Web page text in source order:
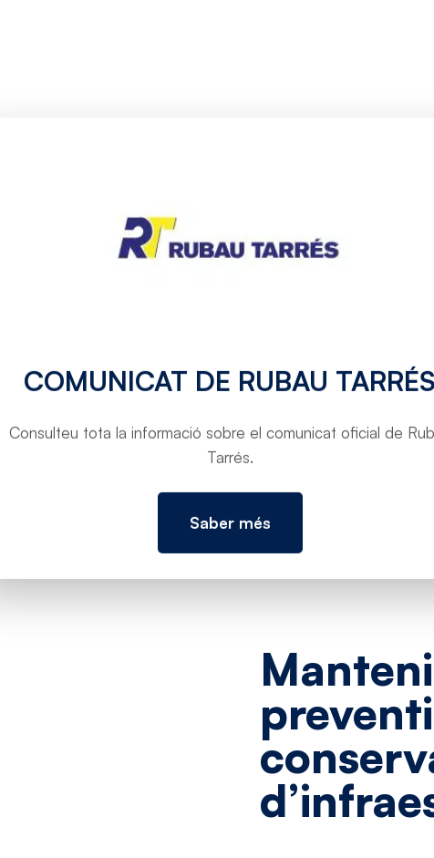
necessiten
seva operativitat i
de manteniment
hi revisions
Amb un
durabilitat i
COMUNICAT DE RUBAU
Consulteu tota la informació sobre el comunicat oficial de
Tarrés.
Saber més